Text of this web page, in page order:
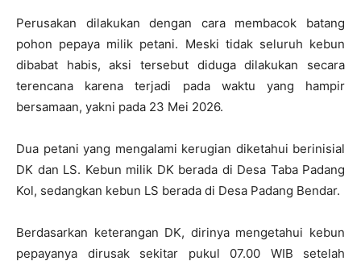
Perusakan dilakukan dengan cara membacok batang
pohon pepaya milik petani. Meski tidak seluruh kebun
dibabat habis, aksi tersebut diduga dilakukan secara
terencana karena terjadi pada waktu yang hampir
bersamaan, yakni pada 23 Mei 2026.
Dua petani yang mengalami kerugian diketahui berinisial
DK dan LS. Kebun milik DK berada di Desa Taba Padang
Kol, sedangkan kebun LS berada di Desa Padang Bendar.
Berdasarkan keterangan DK, dirinya mengetahui kebun
pepayanya dirusak sekitar pukul 07.00 WIB setelah